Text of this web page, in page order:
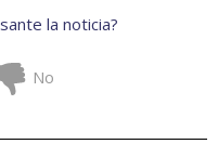
la noticia?
No